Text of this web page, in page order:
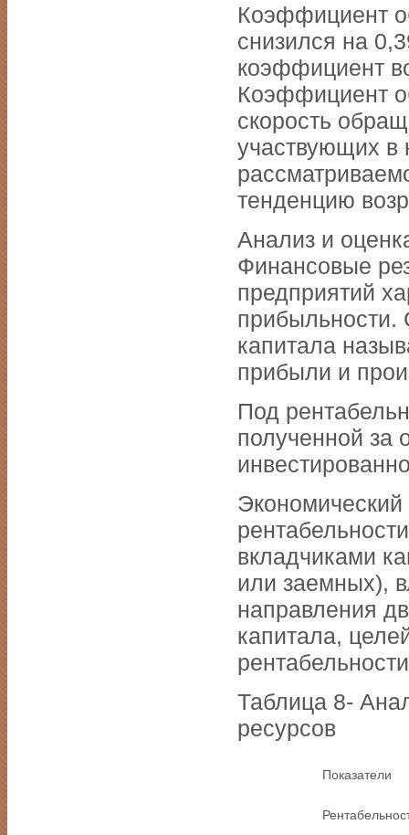
Коэффициент
снизился на
коэффициент
Коэффициент
скорость
участвующих в
тенденцию
Анализ и
Финансовые
предприятий
прибыльности.
капитала
прибыли и
Под
полученной за
Экономический
вкладчиками
или заемных),
направления
капитала,
Таблица 8-
ресурсов
Показатели